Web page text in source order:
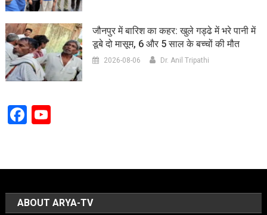
जौनपुर में बारिश का कहर: खुले गड्ढे में भरे पानी में
डूबे दो मासूम, 6 और 5 साल के बच्चों की मौत
2026-08-06 Dr. Anil Tripathi
Facebook
YouTube
ABOUT ARYA-TV